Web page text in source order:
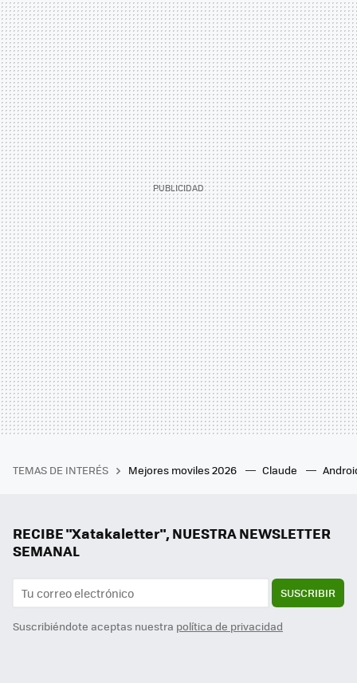
TEMAS DE INTERÉS Mejores moviles 2026 Claude
RECIBE "Xatakaletter", NUESTRA NEWSLETTER
SEMANAL
SUSCRIBIR
Suscribiéndote aceptas nuestra política de privacidad